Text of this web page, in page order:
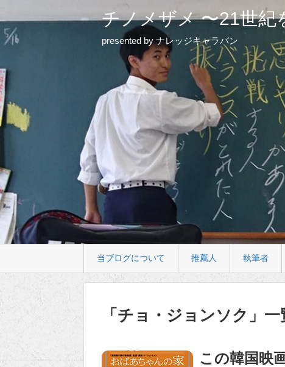
チノメザメ 〜21世紀
presented by ナレッジキャラバン
当ブログについて 推薦人 執筆者
「 チョ・ジョンソク 」 一
この韓国映